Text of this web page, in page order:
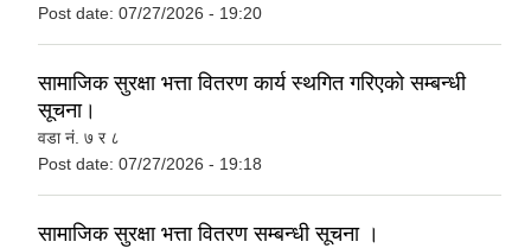
Post date: 07/27/2026 - 19:20
सामाजिक सुरक्षा भत्ता वितरण कार्य स्थगित गरिएको सम्बन्धी
सूचना।
वडा नं‍. ७ र ८
Post date: 07/27/2026 - 19:18
सामाजिक सुरक्षा भत्ता वितरण सम्बन्धी सूचना ।